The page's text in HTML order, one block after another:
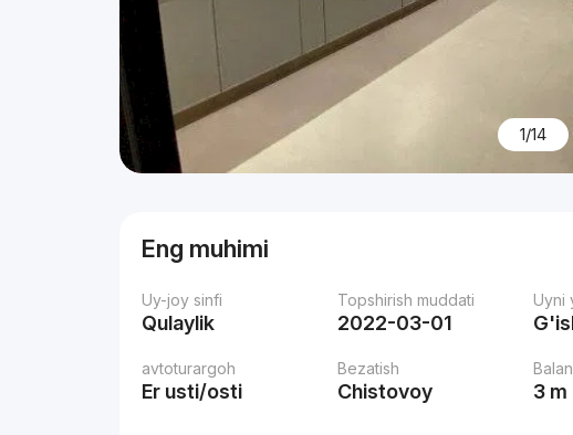
1/14
Eng muhimi
Uy-joy sinfi
Qulaylik
Topshirish muddati
2022-03-01
Uyni
avtoturargoh
Er usti/osti
Bezatish
Chistovoy 3 m